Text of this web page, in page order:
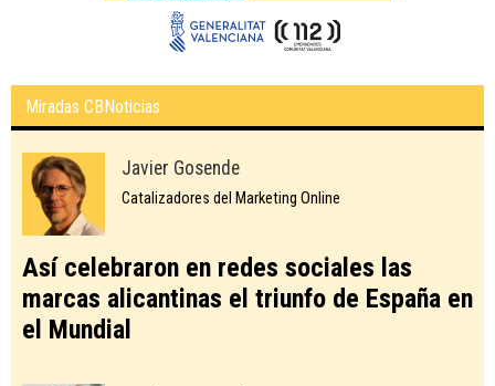
Miradas CBNoticias
Javier Gosende
Catalizadores del Marketing Online
Así celebraron en redes sociales las
marcas alicantinas el triunfo de España en
el Mundial